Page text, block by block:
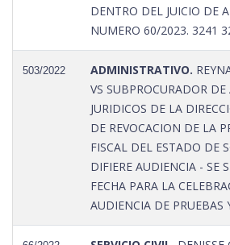
DENTRO DEL JUICIO DE
NUMERO 60/2023. 3241
503/2022 ADMINISTRATIVO.
VS SUBPROCURADOR DE
JURIDICOS DE LA
DE REVOCACION DE LA
FISCAL DEL ESTADO DE
DIFIERE AUDIENCIA - SE
FECHA PARA LA
AUDIENCIA DE PRUEBAS